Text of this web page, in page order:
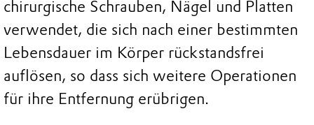
chirurgische Schrauben, Nägel und Platten
verwendet, die sich nach einer bestimmten
Lebensdauer im Körper rückstandsfrei
auflösen, so dass sich weitere Operationen
für ihre Entfernung erübrigen.